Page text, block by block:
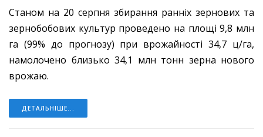
Станом на 20 серпня збирання ранніх зернових та
зернобобових культур проведено на площі 9,8 млн
га (99% до прогнозу) при врожайності 34,7 ц/га,
намолочено близько 34,1 млн тонн зерна нового
врожаю.
ДЕТАЛЬНІШЕ...